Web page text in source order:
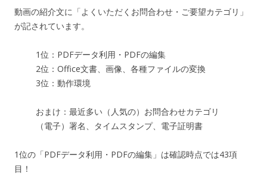
動画の紹介文に「よくいただくお問合わせ・ご要望カテゴリ」
が記されています。
1位：PDFデータ利用・PDFの編集
2位：Office文書、画像、各種ファイルの変換
3位：動作環境
おまけ：最近多い（人気の）お問合わせカテゴリ
（電子）署名、タイムスタンプ、電子証明書
1位の「PDFデータ利用・PDFの編集」は確認時点では43項
目！